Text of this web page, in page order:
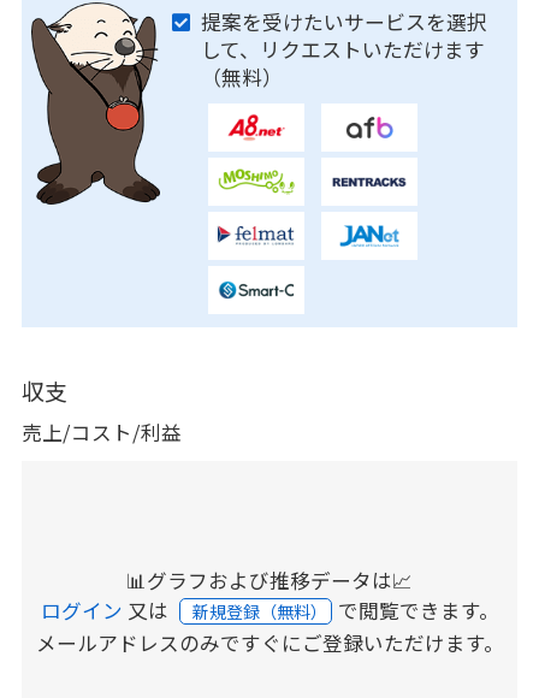
提案を受けたいサービスを選択
して、リクエストいただけます
（無料）
収支
売上/コスト/利益
📊グラフおよび推移データは📈
ログイン 又は 新規登録（無料） で閲覧できます。
メールアドレスのみですぐにご登録いただけます。